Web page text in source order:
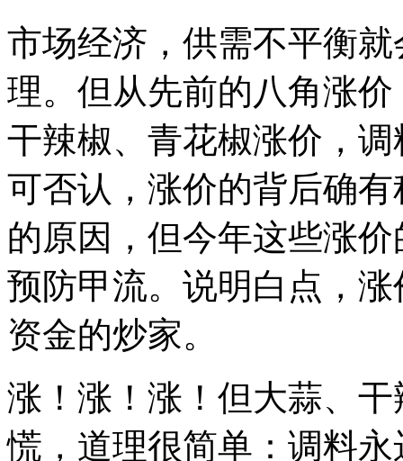
市场经济，供需不平衡
理。但从先前的八角涨
干辣椒、青花椒涨价，
可否认，涨价的背后确
的原因，但今年这些涨
预防甲流。说明白点，
资金的炒家。
涨！涨！涨！但大蒜、
慌，道理很简单：调料